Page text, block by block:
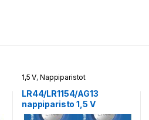
1,5 V,Nappiparistot
LR44/LR1154/AG13
nappiparisto 1,5 V
EverActive 10 kpl pakkaus